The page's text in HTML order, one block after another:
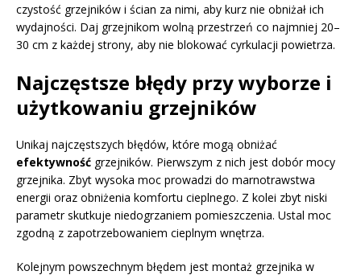
czystość grzejników i ścian za nimi, aby kurz nie obniżał ich
wydajności. Daj grzejnikom wolną przestrzeń co najmniej 20–
30 cm z każdej strony, aby nie blokować cyrkulacji powietrza.
Najczęstsze błędy przy wyborze i
użytkowaniu grzejników
Unikaj najczęstszych błędów, które mogą obniżać
efektywność grzejników. Pierwszym z nich jest dobór mocy
grzejnika. Zbyt wysoka moc prowadzi do marnotrawstwa
energii oraz obniżenia komfortu cieplnego. Z kolei zbyt niski
parametr skutkuje niedogrzaniem pomieszczenia. Ustal moc
zgodną z zapotrzebowaniem cieplnym wnętrza.
Kolejnym powszechnym błędem jest montaż grzejnika w